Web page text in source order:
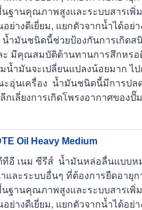
ฐานคุณภาพสูงและระบบสารเพิ่
อย่างดีเยี่ยม, แยกตัวจากน้ำได้อ
น้ำมันชนิดนี้ช่วยป้องกันการเกิดส
ะ มีคุณสมบัติต้านทานการสึกหร
น้ำมันจะเปลี่ยนแปลงน้อยมาก ไ
อุ่นเครื่อง น้ำมันชนิดนี้มีการปล
กเลี่ยงการเกิดโพรงอากาศของ
Oil Heavy Medium
ทีอี เนม ซีรีส์ น้ำมันหล่อลื่นแบบห
และระบบอื่นๆ ที่ต้องการยืดอายุ
ฐานคุณภาพสูงและระบบสารเพิ่
อย่างดีเยี่ยม, แยกตัวจากน้ำได้อ